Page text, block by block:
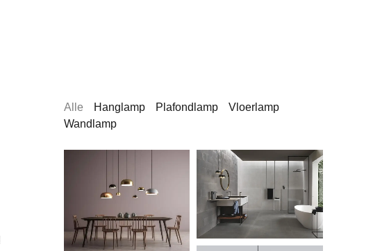
Alle Hanglamp Plafondlamp
Vloerlamp
Wandlamp